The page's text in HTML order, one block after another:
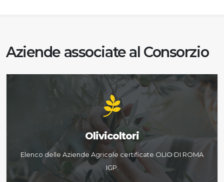
Aziende associate al Consorzio
Olivicoltori
Elenco delle Aziende Agricole certificate OLIO DI ROMA
IGP.